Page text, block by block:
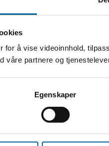
for å vise videoinnhold,
våre partnere og
Egenskaper